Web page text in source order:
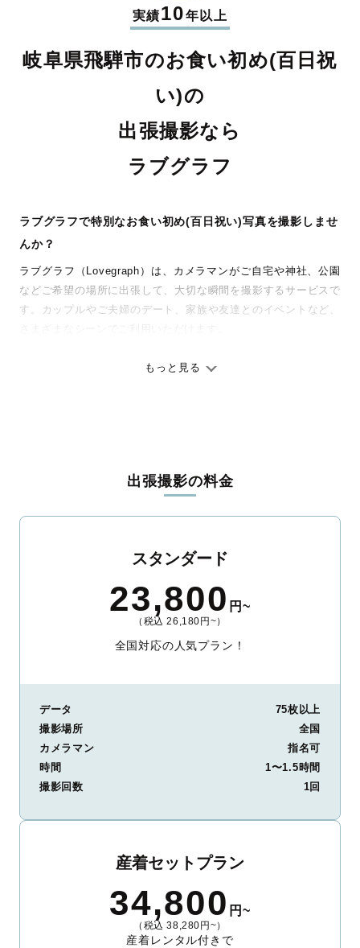
実績10年以上
岐阜県飛騨市のお食い初め(百日祝
い)の
出張撮影なら
ラブグラフ
ラブグラフで特別なお食い初め(百日祝い)写真を撮影しませ
んか？
ラブグラフ（Lovegraph）は、カメラマンがご自宅や神社、公園
などご希望の場所に出張して、大切な瞬間を撮影するサービスで
す。カップルやご夫婦のデート、家族や友達とのイベントなど、
ありのままの空気感を大切に、何十年経っても見返したくなるよ
ィを身につけたプロのカメラマンが全国47都道府県に在籍してい
ます。創業10年のノウハウを活かし、思い出に残る素敵な撮影体
験をお届けします。
整。自然な雰囲気を残しつつも、おしゃれで洗練された仕上がり
に。きっと「こんな写真を撮ってほしかった！」と思える一枚に
もっと見る
出張撮影の料金
スタンダード
23,800 円~
（税込 26,180円~）
全国対応の人気プラン！
データ
75枚以上
撮影場所
全国
カメラマン
指名可
時間
1〜1.5時間
撮影回数
1回
産着セットプラン
34,800 円~
（税込 38,280円~）
産着レンタル付きで